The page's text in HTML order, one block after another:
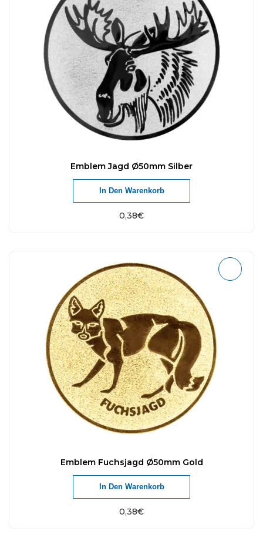
Emblem Jagd Ø50mm Silber
0,38€
In Den Warenkorb
Emblem Fuchsjagd Ø50mm Gold
0,38€
In Den Warenkorb